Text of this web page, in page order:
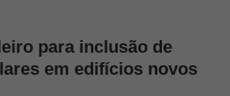
para inclusão de
em edifícios novos